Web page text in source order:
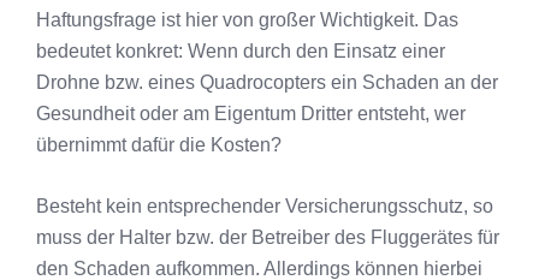
Haftungsfrage ist hier von großer Wichtigkeit. Das
bedeutet konkret: Wenn durch den Einsatz einer
Drohne bzw. eines Quadrocopters ein Schaden an der
Gesundheit oder am Eigentum Dritter entsteht, wer
übernimmt dafür die Kosten?
Besteht kein entsprechender Versicherungsschutz, so
muss der Halter bzw. der Betreiber des Fluggerätes für
den Schaden aufkommen. Allerdings können hierbei